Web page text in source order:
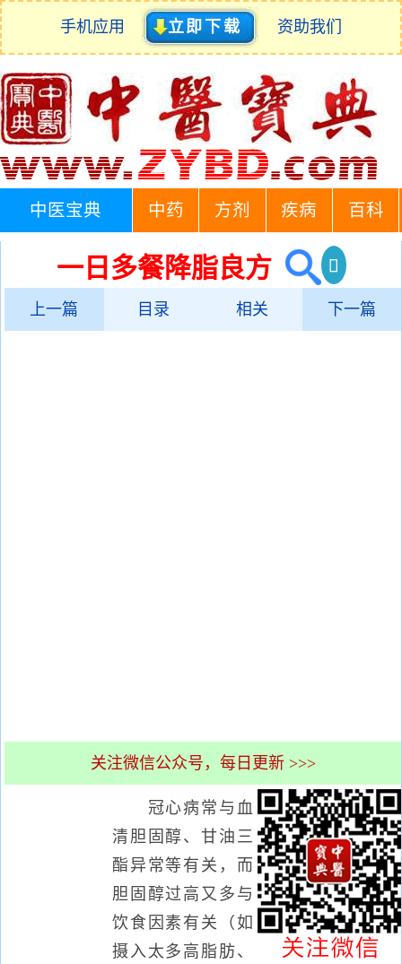
手机应用 立即下载 资助我们
中医宝典 中药 方剂 疾病 百科
一日多餐降脂良方
上一篇 目录 相关 下一篇
关注微信公众号，每日更新 >>>
冠心病常与血
清胆固醇、甘油三
酯异常等有关，而
胆固醇过高又多与
饮食因素有关（如
摄入太多高脂肪、